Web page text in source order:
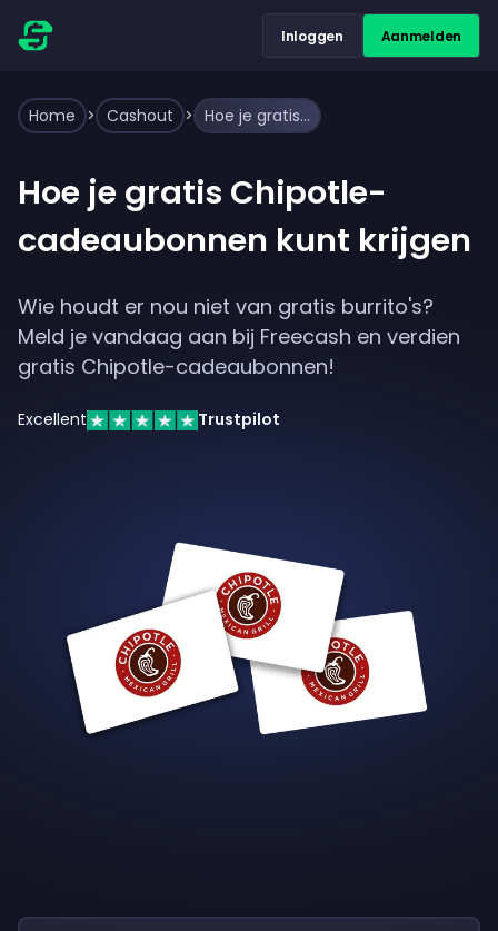
Inloggen Aanmelden
Home > Cashout > Hoe je gratis Chipotle-cadeaubonnen kunt krijgen
Hoe je gratis Chipotle-
cadeaubonnen kunt krijgen
Wie houdt er nou niet van gratis burrito's?
Meld je vandaag aan bij Freecash en verdien
gratis Chipotle-cadeaubonnen!
Excellent Trustpilot